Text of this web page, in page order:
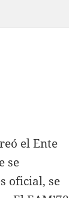
el Ente
se
oficial, se